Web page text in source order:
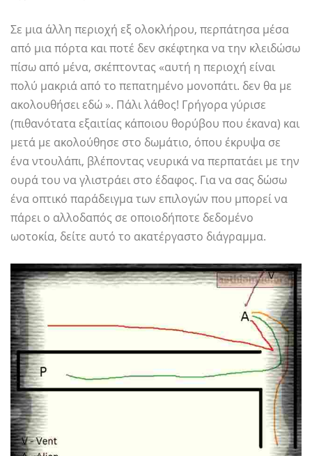
Σε μια άλλη περιοχή εξ ολοκλήρου, περπάτησα μέσα
από μια πόρτα και ποτέ δεν σκέφτηκα να την κλειδώσω
πίσω από μένα, σκέπτοντας «αυτή η περιοχή είναι
πολύ μακριά από το πεπατημένο μονοπάτι. δεν θα με
ακολουθήσει εδώ ». Πάλι λάθος! Γρήγορα γύρισε
(πιθανότατα εξαιτίας κάποιου θορύβου που έκανα) και
μετά με ακολούθησε στο δωμάτιο, όπου έκρυψα σε
ένα ντουλάπι, βλέποντας νευρικά να περπατάει με την
ουρά του να γλιστράει στο έδαφος. Για να σας δώσω
ένα οπτικό παράδειγμα των επιλογών που μπορεί να
πάρει ο αλλοδαπός σε οποιοδήποτε δεδομένο
ωοτοκία, δείτε αυτό το ακατέργαστο διάγραμμα.